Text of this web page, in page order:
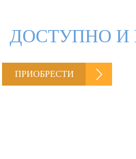
ДОСТУПНО И
ПРИОБРЕСТИ